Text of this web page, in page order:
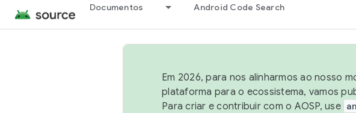
Documentos Android Code Search
Em 2026, para nos alinharmos ao nosso
plataforma para o ecossistema, vamos
Para criar e contribuir com o AOSP, use